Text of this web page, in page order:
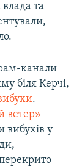
та
канали
біля Керчі,
.
ветер»
вибухів у